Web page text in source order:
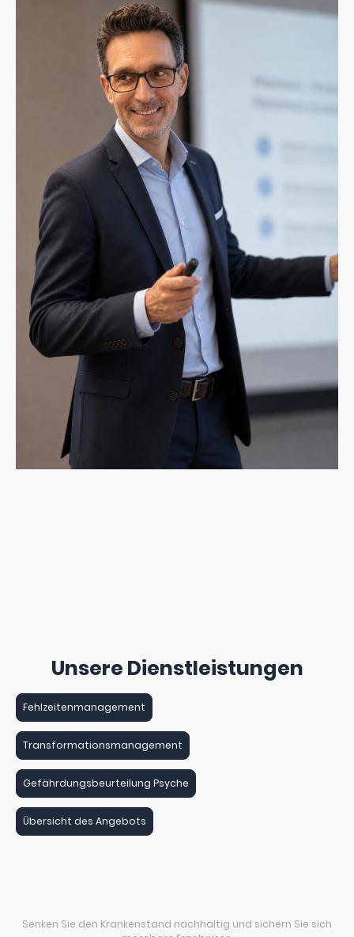
Unsere Dienstleistungen
Fehlzeitenmanagement
Transformationsmanagement
Gefährdungsbeurteilung Psyche
Übersicht des Angebots
Senken Sie den Krankenstand nachhaltig und sichern Sie sich